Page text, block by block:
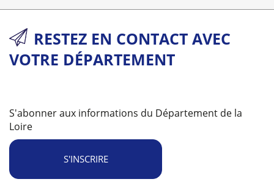
RESTEZ EN CONTACT AVEC
VOTRE DÉPARTEMENT
S'abonner aux informations du Département de la
Loire
S'INSCRIRE